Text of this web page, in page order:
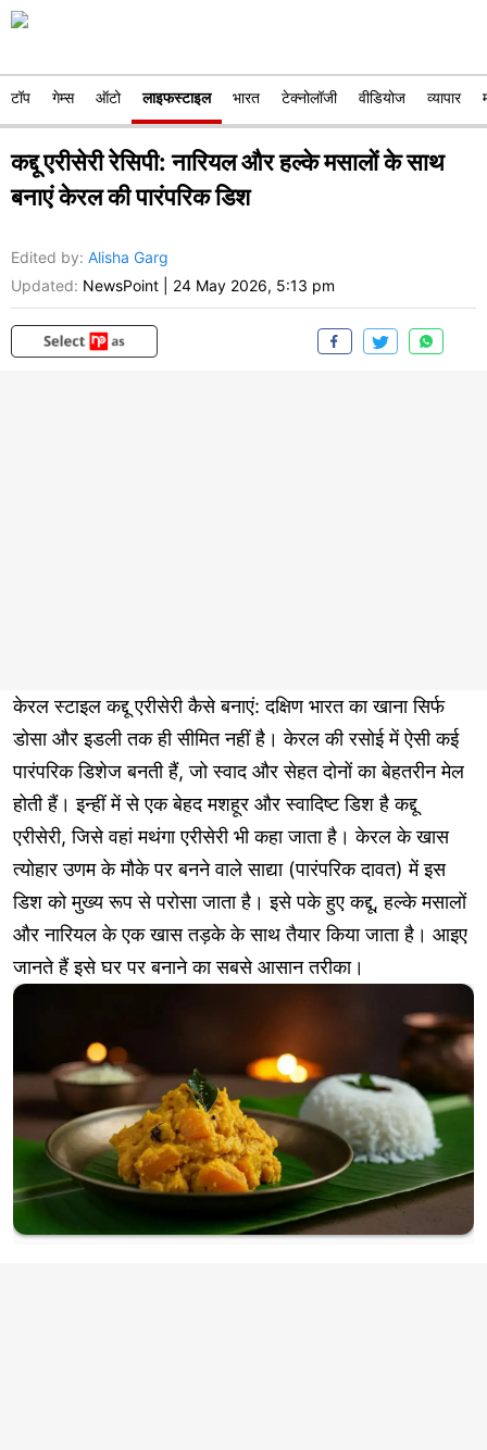
टॉप गेम्स ऑटो लाइफस्टाइल भारत टेक्नोलॉजी वीडियोज व्यापार
कद्दू एरीसेरी रेसिपी: नारियल और हल्के मसालों के साथ
बनाएं केरल की पारंपरिक डिश
Edited by: Alisha Garg
Updated: NewsPoint 24 May 2026, 5:13 pm
केरल स्टाइल कद्दू एरीसेरी कैसे बनाएं: दक्षिण भारत का खाना सिर्फ
डोसा और इडली तक ही सीमित नहीं है। केरल की रसोई में ऐसी कई
पारंपरिक डिशेज बनती हैं, जो स्वाद और सेहत दोनों का बेहतरीन मेल
होती हैं। इन्हीं में से एक बेहद मशहूर और स्वादिष्ट डिश है कद्दू
एरीसेरी, जिसे वहां मथंगा एरीसेरी भी कहा जाता है। केरल के खास
त्योहार उणम के मौके पर बनने वाले साद्या (पारंपरिक दावत) में इस
डिश को मुख्य रूप से परोसा जाता है। इसे पके हुए कद्दू, हल्के मसालों
और नारियल के एक खास तड़के के साथ तैयार किया जाता है। आइए
जानते हैं इसे घर पर बनाने का सबसे आसान तरीका।